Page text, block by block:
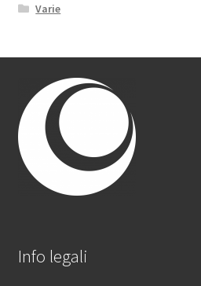
Varie
Info legali